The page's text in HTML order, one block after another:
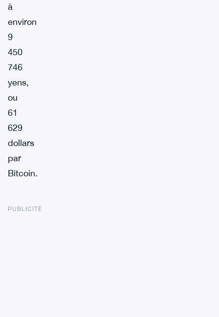
à
environ
9
450
746
yens,
ou
61
629
dollars
par
Bitcoin.
PUBLICITÉ